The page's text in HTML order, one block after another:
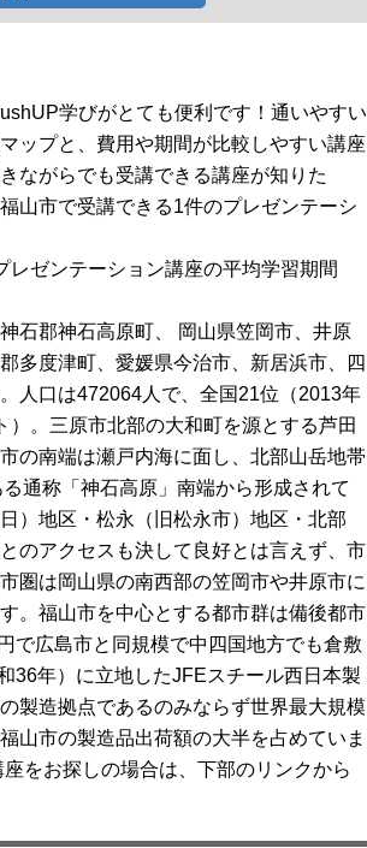
学びがとても便利です！通いやすい
ップと、費用や期間が比較しやすい講座
ながらでも受講できる講座が知りた
山市で受講できる1件のプレゼンテーシ
ゼンテーション講座の平均学習期間
石郡神石高原町、 岡山県笠岡市、井原
多度津町、愛媛県今治市、新居浜市、四
人口は472064人で、全国21位（2013年
。三原市北部の大和町を源とする芦田
の南端は瀬戸内海に面し、北部山岳地帯
通称「神石高原」南端から形成されて
）地区・松永（旧松永市）地区・北部
のアクセスも決して良好とは言えず、市
圏は岡山県の南西部の笠岡市や井原市に
。福山市を中心とする都市群は備後都市
で広島市と同規模で中四国地方でも倉敷
36年）に立地したJFEスチール西日本製
製造拠点であるのみならず世界最大規模
山市の製造品出荷額の大半を占めていま
をお探しの場合は、下部のリンクから